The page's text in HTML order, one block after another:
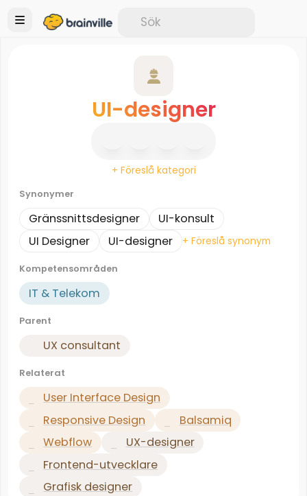
UI-designer
+ Föreslå kategori
Synonymer
Gränssnittsdesigner
UI-konsult
UI Designer
UI-designer + Föreslå synonym
Kompetensområden
IT & Telekom
Parent
UX consultant
Relaterat
User Interface Design
Responsive Design
Balsamiq
Webflow
UX-designer
Frontend-utvecklare
Grafisk designer